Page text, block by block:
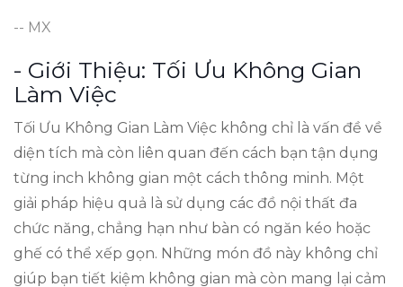
-- MX
- Giới Thiệu: Tối Ưu Không Gian
Làm Việc
Tối Ưu Không Gian Làm Việc không chỉ là vấn đề về
diện tích mà còn liên quan đến cách bạn tận dụng
từng inch không gian một cách thông minh. Một
giải pháp hiệu quả là sử dụng các đồ nội thất đa
chức năng, chẳng hạn như bàn có ngăn kéo hoặc
ghế có thể xếp gọn. Những món đồ này không chỉ
giúp bạn tiết kiệm không gian mà còn mang lại cảm